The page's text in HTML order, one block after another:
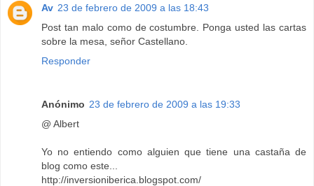
Av 23 de febrero de 2009 a las 18:43
Post tan malo como de costumbre. Ponga usted las cartas
sobre la mesa, señor Castellano.
Responder
Anónimo 23 de febrero de 2009 a las 19:33
@ Albert
Yo no entiendo como alguien que tiene una castaña de
blog como este...
http://inversioniberica.blogspot.com/